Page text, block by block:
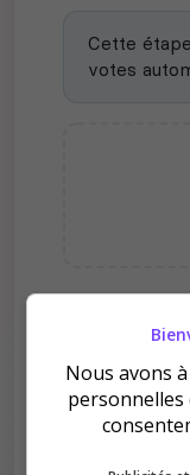
Cette
votes
- LE
2026
Nous avons